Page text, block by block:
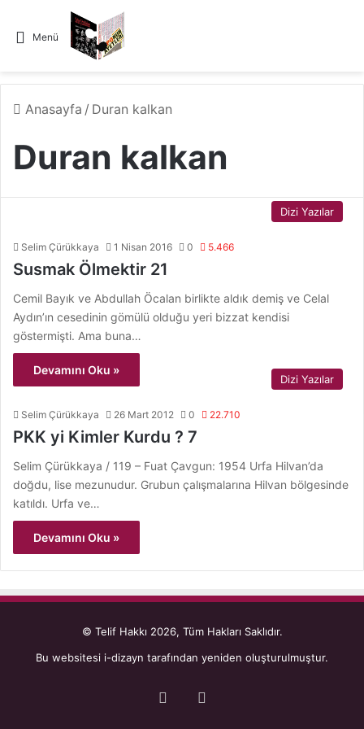
Menü
Anasayfa / Duran kalkan
Duran kalkan
Dizi Yazılar
Selim Çürükkaya 1 Nisan 2016 0 5.466
Susmak Ölmektir 21
Cemil Bayık ve Abdullah Öcalan birlikte aldık demiş ve Celal
Aydın’ın cesedinin gömülü olduğu yeri bizzat kendisi
göstermişti. Ama buna…
Devamını Oku »
Dizi Yazılar
Selim Çürükkaya 26 Mart 2012 0 22.710
PKK yi Kimler Kurdu ? 7
Selim Çürükkaya / 119 – Fuat Çavgun: 1954 Urfa Hilvan’da
doğdu, lise mezunudur. Grubun çalışmalarına Hilvan bölgesinde
katıldı. Urfa ve…
Devamını Oku »
© Telif Hakkı 2026, Tüm Hakları Saklıdır.
Bu websitesi i-dizayn tarafından yeniden oluşturulmuştur.
Facebook